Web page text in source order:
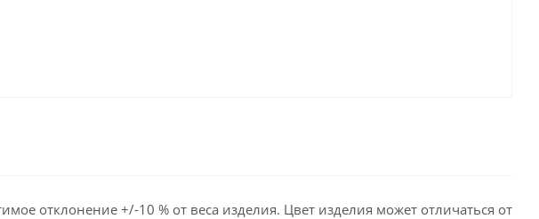
отклонение +/-10 % от веса изделия. Цвет изделия может отличаться от